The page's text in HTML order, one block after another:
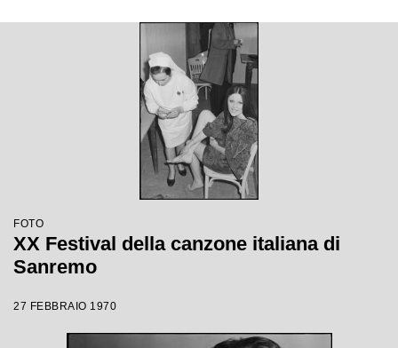
FOTO
XX Festival della canzone italiana di
Sanremo
27 FEBBRAIO 1970